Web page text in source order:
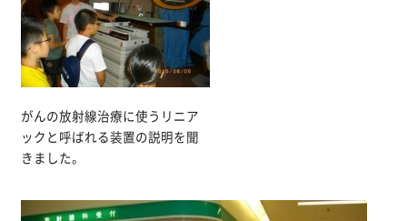
がんの放射線治療に使うリニア
ックと呼ばれる装置の説明を聞
きました。